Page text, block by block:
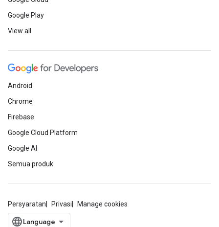
Google Play
View all
Android
Chrome
Firebase
Google Cloud Platform
Google AI
Semua produk
Persyaratan Privasi Manage cookies